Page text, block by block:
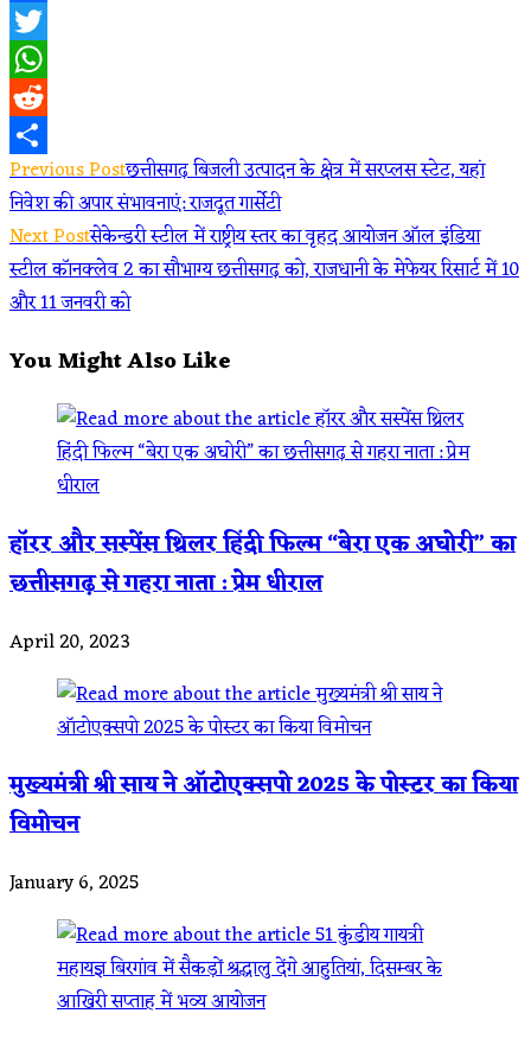
Facebook
Twitter
WhatsApp
Reddit
Share
Read
more
articles
Previous Postछत्तीसगढ़ बिजली उत्पादन के क्षेत्र में सरप्लस स्टेट, यहां
निवेश की अपार संभावनाएं: राजदूत गार्सेटी
Next Postसेकेन्डरी स्टील में राष्ट्रीय स्तर का वृहद आयोजन ऑल इंडिया
स्टील कॉनक्लेव 2 का सौभाग्य छत्तीसगढ़ को, राजधानी के मेफेयर रिसार्ट में 10
और 11 जनवरी को
You Might Also Like
हॉरर और सस्पेंस थ्रिलर हिंदी फिल्म “बेरा एक अघोरी” का
छत्तीसगढ़ से गहरा नाता : प्रेम धीराल
April 20, 2023
मुख्यमंत्री श्री साय ने ऑटोएक्सपो 2025 के पोस्टर का किया
विमोचन
January 6, 2025